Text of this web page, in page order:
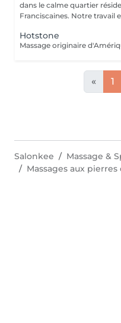
dans le calme quartier
Franciscaines. Notre travail
Hotstone
« 1
Salonkee Massage &
Massages aux pierres